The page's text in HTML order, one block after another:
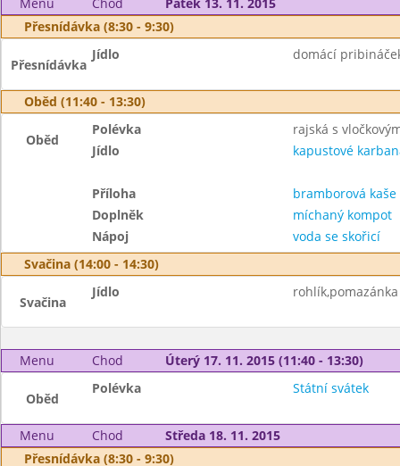
Přesnídávka (8:30 - 9:30)
Přesnídávka
Jídlo domácí
Oběd (11:40 - 13:30)
Oběd
Polévka
rajská s
Jídlo
kapustové
Příloha
bramborová kaše
Doplněk
míchaný kompot
Nápoj
voda se skořicí
Svačina (14:00 - 14:30)
Svačina
Jídlo
Menu Chod Úterý 17. 11. 2015 (11:40 - 13:30)
Oběd
Polévka Státní svátek
Menu Chod
Středa 18. 11. 2015
Přesnídávka (8:30 - 9:30)